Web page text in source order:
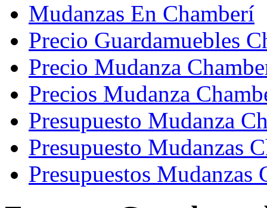
Mudanzas En Chamberí
Precio Guardamuebles
Precio Mudanza
Precios Mudanza
Presupuesto Mudanza
Presupuesto Mudanzas
Presupuestos Mudanzas